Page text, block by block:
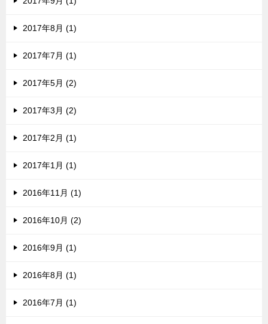
2017年8月 (1)
2017年7月 (1)
2017年5月 (2)
2017年3月 (2)
2017年2月 (1)
2017年1月 (1)
2016年11月 (1)
2016年10月 (2)
2016年9月 (1)
2016年8月 (1)
2016年7月 (1)